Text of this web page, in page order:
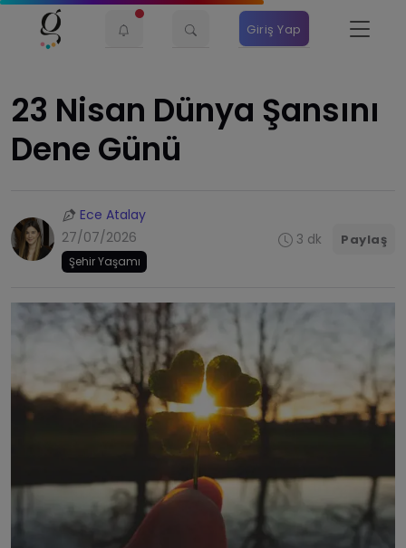
Giriş Yap
23 Nisan Dünya Şansını
Dene Günü
Ece Atalay
27/07/2026
Şehir Yaşamı
3 dk Paylaş